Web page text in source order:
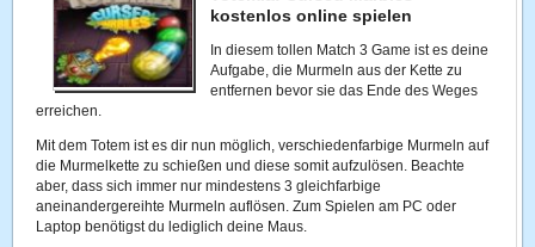
kostenlos online spielen
In diesem tollen Match 3 Game ist es deine
Aufgabe, die Murmeln aus der Kette zu
entfernen bevor sie das Ende des Weges
erreichen.
Mit dem Totem ist es dir nun möglich, verschiedenfarbige Murmeln auf
die Murmelkette zu schießen und diese somit aufzulösen. Beachte
aber, dass sich immer nur mindestens 3 gleichfarbige
aneinandergereihte Murmeln auflösen. Zum Spielen am PC oder
Laptop benötigst du lediglich deine Maus.